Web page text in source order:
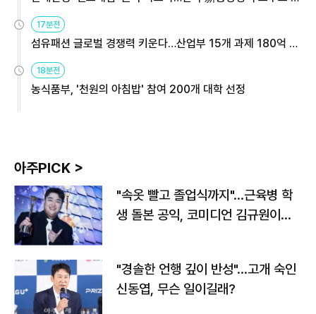
용해야
17분전
섬유패션 글로벌 경쟁력 키운다…산업부 15개 과제 180억 지
원
18분전
농식품부, '천원의 아침밥' 참여 200개 대학 선정
아주PICK >
"속옷 빨고 졸업식까지"…근육병 학
생 돌본 공익, 코미디언 김규원이었
"경솔한 언행 깊이 반성"…고개 숙인
신동엽, 무슨 일이길래?